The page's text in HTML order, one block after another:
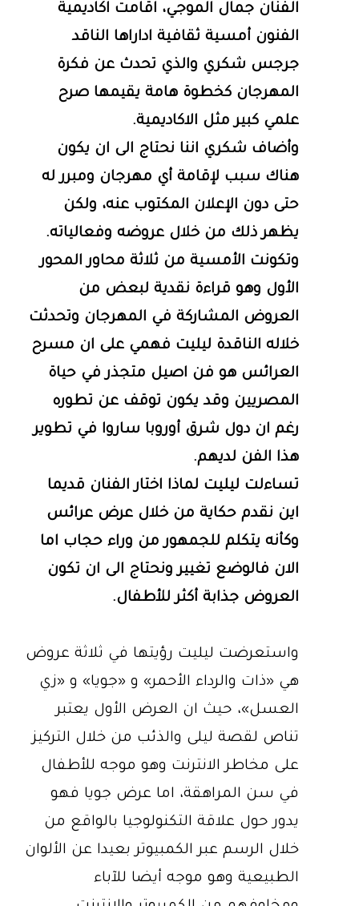
الفنان جمال الموجي، اقامت اكاديمية
الفنون أمسية ثقافية اداراها الناقد
جرجس شكري والذي تحدث عن فكرة
المهرجان كخطوة هامة يقيمها صرح
علمي كبير مثل الاكاديمية.
وأضاف شكري اننا نحتاج الى ان يكون
هناك سبب لإقامة أي مهرجان ومبرر له
حتى دون الإعلان المكتوب عنه، ولكن
يظهر ذلك من خلال عروضه وفعالياته.
وتكونت الأمسية من ثلاثة محاور المحور
الأول وهو قراءة نقدية لبعض من
العروض المشاركة في المهرجان وتحدثت
خلاله الناقدة ليليت فهمي على ان مسرح
العرائس هو فن اصيل متجذر في حياة
المصريين وقد يكون توقف عن تطوره
رغم ان دول شرق أوروبا ساروا في تطوير
هذا الفن لديهم.
تساءلت ليليت لماذا اختار الفنان قديما
اين نقدم حكاية من خلال عرض عرائس
وكأنه يتكلم للجمهور من وراء حجاب اما
الان فالوضع تغيير ونحتاج الى ان تكون
العروض جذابة أكثر للأطفال.
واستعرضت ليليت رؤيتها في ثلاثة عروض
هي «ذات والرداء الأحمر» و «جويا» و «زي
العسل»، حيث ان العرض الأول يعتبر
تناص لقصة ليلى والذئب من خلال التركيز
على مخاطر الانترنت وهو موجه للأطفال
في سن المراهقة، اما عرض جويا فهو
يدور حول علاقة التكنولوجيا بالواقع من
خلال الرسم عبر الكمبيوتر بعيدا عن الألوان
الطبيعية وهو موجه أيضا للآباء